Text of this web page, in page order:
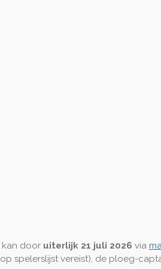
kan door uiterlijk 21 juli 2026 via
op spelerslijst vereist), de ploeg-